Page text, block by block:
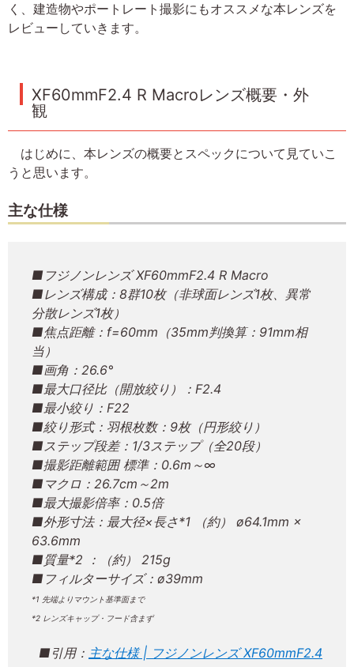
く、建造物やポートレート撮影にもオススメな本レンズを
レビューしていきます。
XF60mmF2.4 R Macroレンズ概要・外
観
はじめに、本レンズの概要とスペックについて見ていこ
うと思います。
主な仕様
■フジノンレンズ XF60mmF2.4 R Macro
■レンズ構成：8群10枚（非球面レンズ1枚、異常
分散レンズ1枚）
■焦点距離：f=60mm（35mm判換算：91mm相
当）
■画角：26.6°
■最大口径比（開放絞り）：F2.4
■最小絞り：F22
■絞り形式：羽根枚数：9枚（円形絞り）
■ステップ段差：1/3ステップ（全20段）
■撮影距離範囲 標準：0.6m～∞
■マクロ：26.7cm～2m
■最大撮影倍率：0.5倍
■外形寸法：最大径×長さ*1 （約） ø64.1mm ×
63.6mm
■質量*2 ：（約） 215g
■フィルターサイズ：ø39mm
*1 先端よりマウント基準面まで
*2 レンズキャップ・フード含まず
■引用： 主な仕様 | フジノンレンズ XF60mmF2.4